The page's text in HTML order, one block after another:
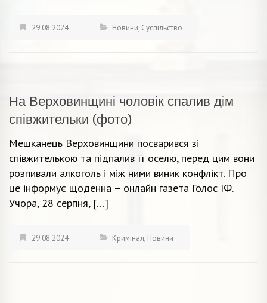
29.08.2024 Новини, Суспільство
На Верховинщині чоловік спалив дім
співжительки (фото)
Мешканець Верховинщини посварився зі
співжителькою та підпалив її оселю, перед цим вони
розпивали алкоголь і між ними виник конфлікт. Про
це інформує щоденна – онлайн газета Голос ІФ.
Учора, 28 серпня, […]
29.08.2024 Кримінал, Новини